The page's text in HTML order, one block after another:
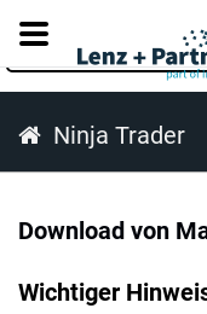
Ninja Trader
Download von
Wichtiger